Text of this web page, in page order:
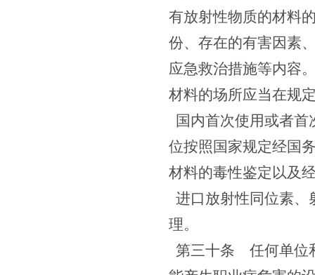
有放射性物质的材料
份、存在的有害因素
应急救治措施等内容
材料的场所应当在规
国内首次使用或者
位按照国家规定经国
材料的毒性鉴定以及
进口放射性同位素、
理。
第三十条 任何单位